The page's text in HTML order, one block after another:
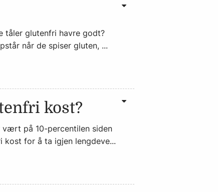
tåler glutenfri havre godt?
når de spiser gluten, ...
kost?
vært på 10-percentilen siden
kost for å ta igjen lengdeve...